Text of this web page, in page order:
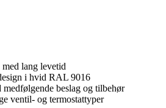
lang levetid
i hvid RAL 9016
beslag og tilbehør
ventil- og termostattyper